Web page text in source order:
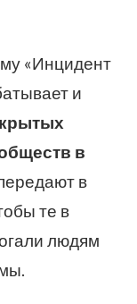
«Инцидент
и
в
в
те в
людям